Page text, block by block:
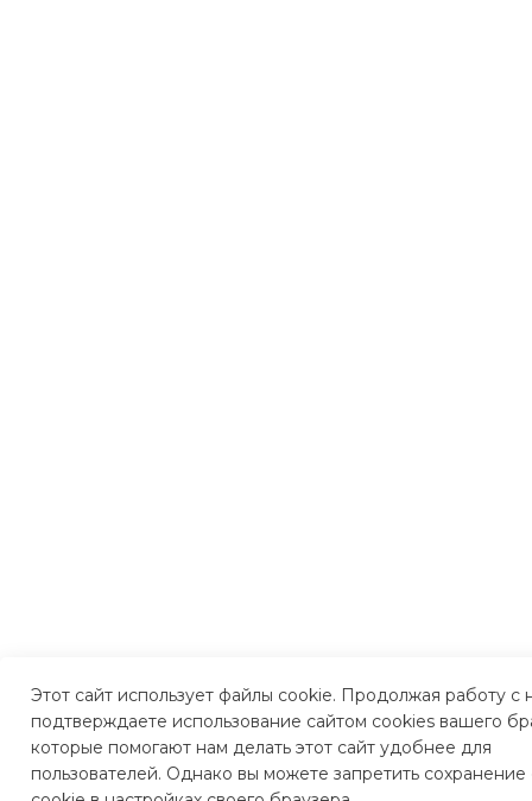
Этот сайт использует файлы cookie. Продолжая работу с
подтверждаете использование сайтом cookies вашего
которые помогают нам делать этот сайт удобнее для
пользователей. Однако вы можете запретить